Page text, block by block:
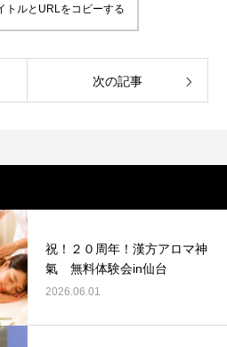
トルとURLをコピーする
次の記事
祝！２０周年！漢方アロマ神
氣 無料体験会in仙台
2026.06.01